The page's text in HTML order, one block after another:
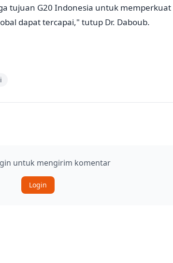
tujuan G20 Indonesia untuk memperkuat
dapat tercapai," tutup Dr. Daboub.
untuk mengirim komentar
Login